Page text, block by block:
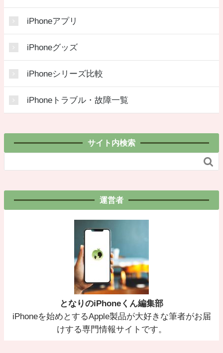
サイト内検索

iPhoneアプリ
iPhoneグッズ
iPhoneシリーズ比較
iPhoneトラブル・故障一覧
運営者
となりのiPhoneくん編集部
iPhoneを始めとするApple製品が大好きな筆者がお届
けする専門情報サイトです。